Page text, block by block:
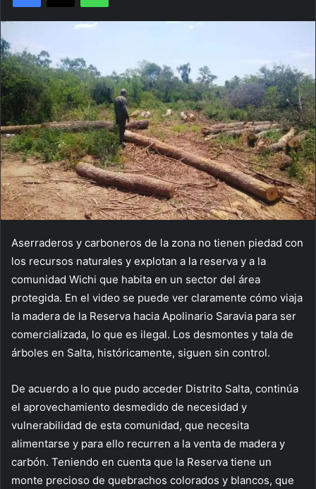
Aserraderos y carboneros de la zona no tienen piedad con
los recursos naturales y explotan a la reserva y a la
comunidad Wichi que habita en un sector del área
protegida. En el video se puede ver claramente cómo viaja
la madera de la Reserva hacia Apolinario Saravia para ser
comercializada, lo que es ilegal. Los desmontes y tala de
árboles en Salta, históricamente, siguen sin control.
De acuerdo a lo que pudo acceder Distrito Salta, continúa
el aprovechamiento desmedido de necesidad y
vulnerabilidad de esta comunidad, que necesita
alimentarse y para ello recurren a la venta de madera y
carbón. Teniendo en cuenta que la Reserva tiene un
monte precioso de quebrachos colorados y blancos, que